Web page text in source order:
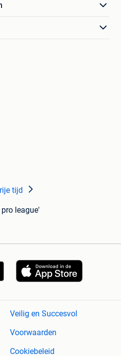
tijd
league'
Veilig en Succesvol
Voorwaarden
Cookiebeleid